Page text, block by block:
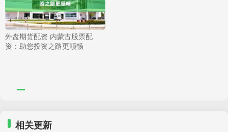
外盘期货配资 内蒙古股票配
资：助您投资之路更顺畅
相关更新